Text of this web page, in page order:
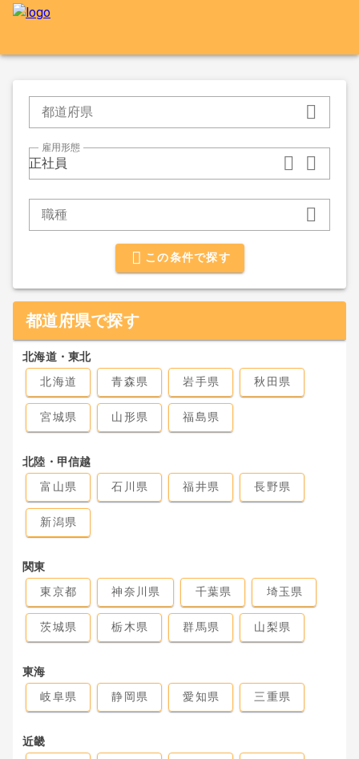
都道府県
正社員
雇用形態
職種
この条件で探す
都道府県で探す
北海道・東北
北海道
青森県 岩手県 秋田県
宮城県 山形県 福島県
北陸・甲信越
富山県
石川県 福井県 長野県
新潟県
関東
東京都
神奈川県 千葉県 埼玉県
茨城県 栃木県 群馬県 山梨県
東海
岐阜県
静岡県 愛知県 三重県
近畿